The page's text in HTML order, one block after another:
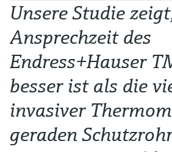
Unsere Studie
Ansprechzeit des
Endress+Hauser
besser ist als die
invasiver
geraden